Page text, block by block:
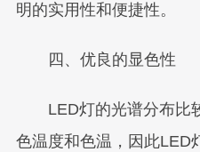
明的实用性和便捷性。
四、优良的显色性
LED灯的光谱分布比
色温度和色温，因此LED